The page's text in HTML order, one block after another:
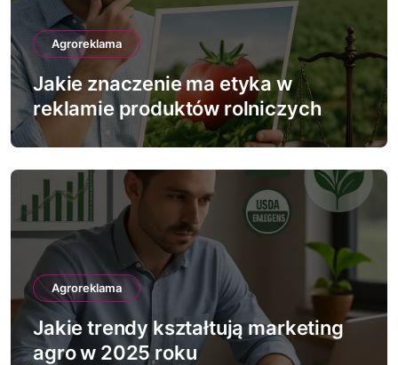
Agroreklama
Jakie znaczenie ma etyka w
reklamie produktów rolniczych
Agroreklama
Jakie trendy kształtują marketing
agro w 2025 roku